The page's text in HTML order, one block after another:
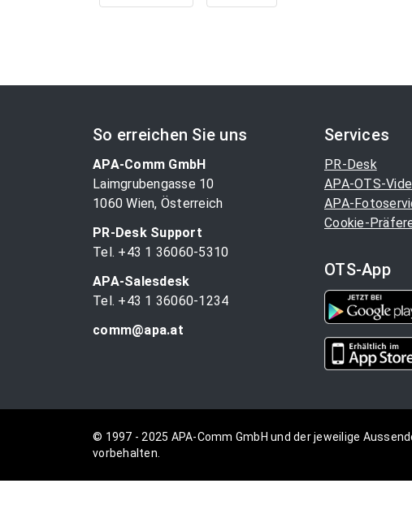
So erreichen Sie uns
APA-Comm GmbH
Laimgrubengasse 10
1060 Wien, Österreich
PR-Desk Support
Tel. +43 1 36060-5310
APA-Salesdesk
Tel. +43 1 36060-1234
comm@apa.at
Services
PR-Desk
APA-OTS-
APA-
Cookie-
OTS-App
© 1997 - 2025 APA-Comm GmbH und der jeweilige
vorbehalten.